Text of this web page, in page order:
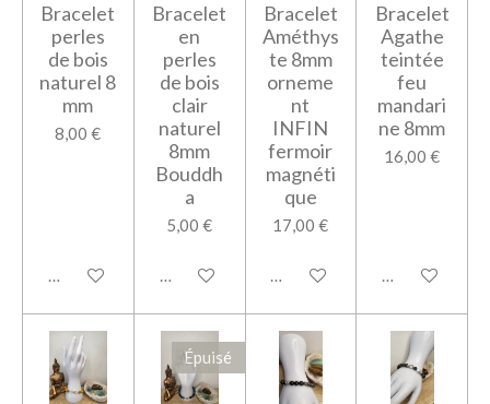
Bracelet
perles
de bois
naturel 8
mm
8,00 €
Ajouter au panier
Bracelet
en
perles
de bois
clair
naturel
8mm
Bouddh
a
5,00 €
Ajouter au panier
Bracelet
Améthys
te 8mm
orneme
nt
INFIN
fermoir
magnéti
que
17,00 €
M'avertir si disponible
Bracelet
Agathe
teintée
feu
mandari
ne 8mm
16,00 €
Ajouter au
Épuisé